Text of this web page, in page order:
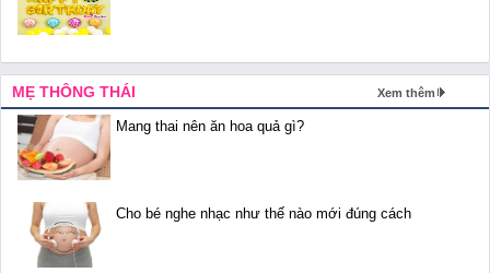
MẸ THÔNG THÁI Xem thêm
Mang thai nên ăn hoa quả gì?
Cho bé nghe nhạc như thế nào mới đúng cách